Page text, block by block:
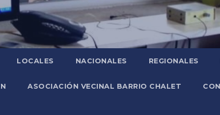
LOCALES NACIONALES REGIONALES
ASOCIACIÓN VECINAL BARRIO CHALET